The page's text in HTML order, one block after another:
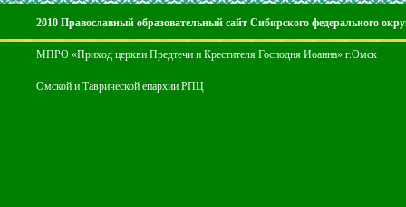
2010 Православный образовательный сайт Сибирского федерального
МПРО «Приход церкви Предтечи и Крестителя Господня Иоанна» г.Омск
Омской и Таврической епархии РПЦ